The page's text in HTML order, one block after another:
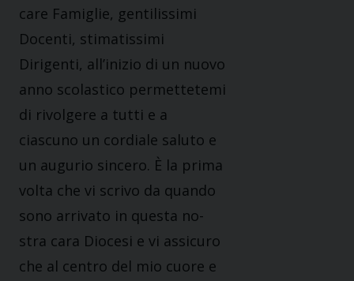
care Famiglie, gentilissimi
Docenti, stimatissimi
Dirigenti, all’inizio di un nuovo
anno scolastico permettetemi
di rivolgere a tutti e a
ciascuno un cordiale saluto e
un augurio sincero. È la prima
volta che vi scrivo da quando
sono arrivato in questa no-
stra cara Diocesi e vi assicuro
che al centro del mio cuore e